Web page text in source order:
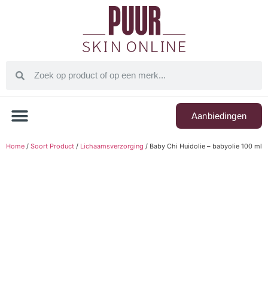
Aanbiedingen
Home / Soort Product / Lichaamsverzorging / Baby Chi Huidolie – babyolie 100 ml